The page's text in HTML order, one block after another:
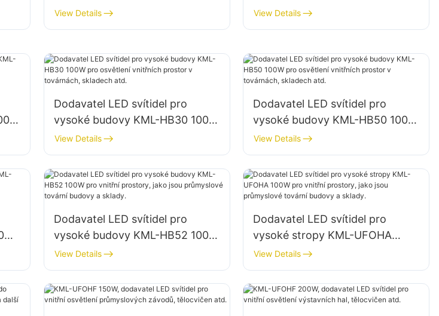
světlomet dodavatel
View Details
světlomet
View Details
v
Dodavatel LED svítidel pro
vysoké budovy KML-HB30 100W
pro osvětlení vnitřních prostor v
továrnách, skladech atd.
View Details
Dodavatel LED svítidel pro
vysoké budovy KML-HB50 100W
pro osvětlení vnitřních prostor v
továrnách, skladech atd.
View Details
Dodavatel LED svítidel pro
vysoké budovy KML-HB52 100W
pro vnitřní prostory, jako jsou
průmyslové tovární budovy a
sklady.
View Details
Dodavatel LED svítidel pro
vysoké stropy KML-UFOHA
100W pro vnitřní prostory, jako
jsou průmyslové tovární budovy
a sklady.
View Details